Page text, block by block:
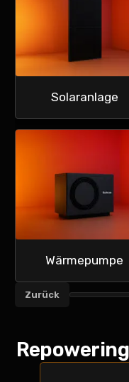
Solaranlage
Wärmepumpe
Zurück Fortschritt